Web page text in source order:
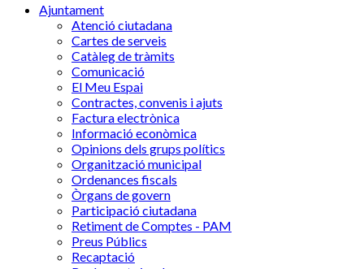
Ajuntament
Atenció ciutadana
Cartes de serveis
Catàleg de tràmits
Comunicació
El Meu Espai
Contractes, convenis i ajuts
Factura electrònica
Informació econòmica
Opinions dels grups polítics
Organització municipal
Ordenances fiscals
Òrgans de govern
Participació ciutadana
Retiment de Comptes - PAM
Preus Públics
Recaptació